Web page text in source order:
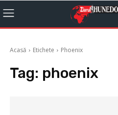
Acasă Etichete Phoenix
Tag: phoenix